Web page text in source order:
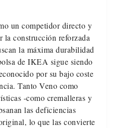
un competidor directo y
la construcción reforzada
la máxima durabilidad
de IKEA sigue siendo
por su bajo coste
Tanto Veno como
-como cremalleras y
las deficiencias
lo que las convierte